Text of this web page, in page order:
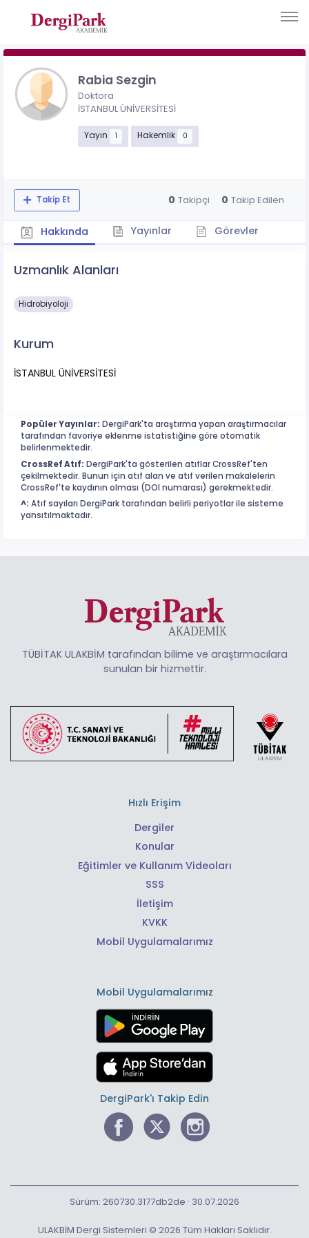
Rabia Sezgin
Doktora
İSTANBUL ÜNİVERSİTESİ
Yayın 1 Hakemlik 0
Takip Et 0 Takipçi 0 Takip Edilen
Hakkında Yayınlar Görevler
Uzmanlık Alanları
Hidrobiyoloji
Kurum
İSTANBUL ÜNİVERSİTESİ
Popüler Yayınlar: DergiPark'ta araştırma yapan araştırmacılar
tarafından favoriye eklenme istatistiğine göre otomatik
belirlenmektedir.
CrossRef Atıf: DergiPark'ta gösterilen atıflar CrossRef'ten
çekilmektedir. Bunun için atıf alan ve atıf verilen makalelerin
CrossRef'te kaydının olması (DOI numarası) gerekmektedir.
^: Atıf sayıları DergiPark tarafından belirli periyotlar ile sisteme
yansıtılmaktadır.
TÜBİTAK ULAKBİM tarafından bilime ve araştırmacılara
sunulan bir hizmettir.
Hızlı Erişim
Dergiler
Konular
Eğitimler ve Kullanım Videoları
SSS
İletişim
KVKK
Mobil Uygulamalarımız
Mobil Uygulamalarımız
DergiPark'ı Takip Edin
ULAKBİM Dergi Sistemleri © 2026 Tüm Hakları Saklıdır.
Sürüm: 260730.3177db2de · 30.07.2026